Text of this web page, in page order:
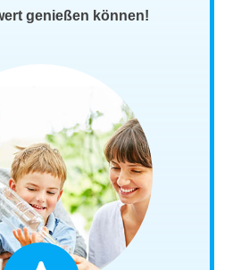
genießen können!